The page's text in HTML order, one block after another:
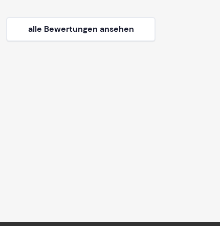
alle Bewertungen ansehen